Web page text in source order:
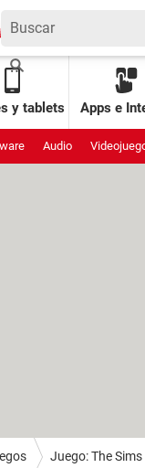
y tablets Apps e
Audio
Juego: The Sims